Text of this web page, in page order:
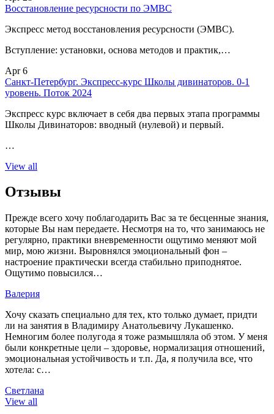
Восстановление ресурсности по ЭМВС
Экспресс метод восстановления ресурсности (ЭМВС).
Вступление: установки, основа методов и практик,…
Apr 6
Санкт-Петербург. Экспресс-курс Школы дивинаторов. 0-1
уровень. Поток 2024
Экспресс курс включает в себя два первых этапа программы
Школы Дивинаторов: вводный (нулевой) и первый.
…
View all
Отзывы
Прежде всего хочу поблагодарить Вас за те бесценные знания,
которые Вы нам передаете. Несмотря на то, что занимаюсь не
регулярно, практики вневременности ощутимо меняют мой
мир, мою жизни. Выровнялся эмоциональный фон –
настроение практически всегда стабильно приподнятое.
Ощутимо повысился…
Валерия
Хочу сказать специально для тех, кто только думает, придти
ли на занятия в Владимиру Анатольевичу Лукашенко.
Немногим более полугода я тоже размышляла об этом. У меня
были конкретные цели – здоровье, нормализация отношений,
эмоциональная устойчивость и т.п. Да, я получила все, что
хотела: с…
Светлана
View all